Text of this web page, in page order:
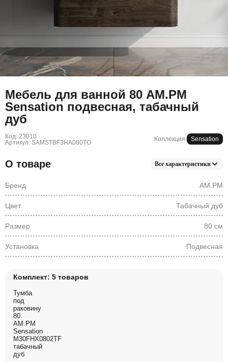
Мебель для ванной 80 AM.PM
Sensation подвесная, табачный
дуб
Код: 23010
Артикул: SAMSTBF3HA080TO
Коллекция: Sensation
О товаре Все характеристики
Бренд AM.PM
Цвет Табачный дуб
Размер 80 см
Установка Подвесная
Комплект: 5 товаров
Тумба
под
раковину
80
AM.PM
Sensation
M30FHX0802TF
табачный
дуб